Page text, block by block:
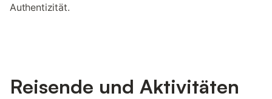
Authentizität.
Reisende und Aktivitäten